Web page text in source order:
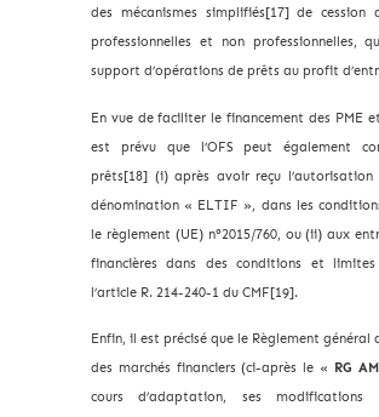
des mécanismes simplifiés[17] de cession
professionnelles et non professionnelles,
support d’opérations de prêts au profit
En vue de faciliter le financement des PME
est prévu que l’OFS peut également
prêts[18] (i) après avoir reçu l’autorisation
dénomination « ELTIF », dans les
le règlement (UE) n°2015/760, ou (ii) aux
financières dans des conditions et
l’article R. 214-240-1 du CMF[19].
Enfin, il est précisé que le Règlement général
des marchés financiers (ci-après le « RG
cours d’adaptation, ses